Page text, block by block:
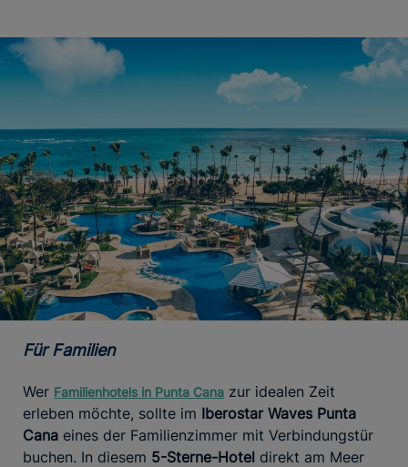
Für Familien
Wer Familienhotels in Punta Cana zur idealen Zeit
erleben möchte, sollte im Iberostar Waves Punta
Cana eines der Familienzimmer mit Verbindungstür
buchen. In diesem 5-Sterne-Hotel direkt am Meer